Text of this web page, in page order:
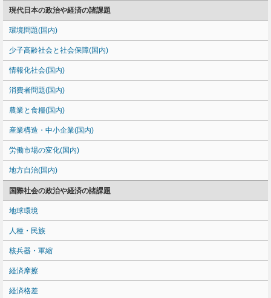
現代日本の政治や経済の諸課題
環境問題(国内)
少子高齢社会と社会保障(国内)
情報化社会(国内)
消費者問題(国内)
農業と食糧(国内)
産業構造・中小企業(国内)
労働市場の変化(国内)
地方自治(国内)
国際社会の政治や経済の諸課題
地球環境
人種・民族
核兵器・軍縮
経済摩擦
経済格差